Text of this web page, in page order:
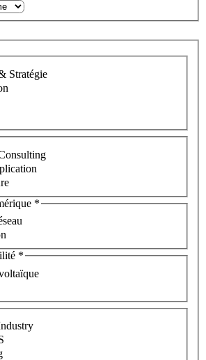
Stratégie
*
*